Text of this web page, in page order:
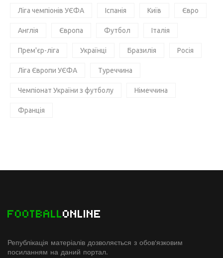
Ліга чемпіонів УЄФА Іспанія Київ Євро
Англія Європа Футбол Італія
Прем'єр-ліга Українці Бразилія Росія
Ліга Європи УЄФА Туреччина
Чемпіонат України з футболу Німеччина
Франція
FOOTBALLONLINE
Републікація матеріалів дозволяється з обов'язковим
посиланням на даний портал.